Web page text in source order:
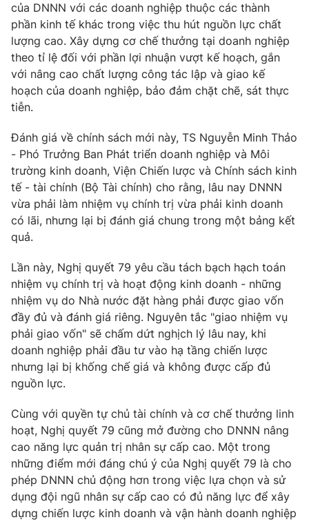
của DNNN với các doanh nghiệp thuộc các thành
phần kinh tế khác trong việc thu hút nguồn lực chất
lượng cao. Xây dựng cơ chế thưởng tại doanh nghiệp
theo tỉ lệ đối với phần lợi nhuận vượt kế hoạch, gắn
với nâng cao chất lượng công tác lập và giao kế
hoạch của doanh nghiệp, bảo đảm chặt chẽ, sát thực
tiễn.
Đánh giá về chính sách mới này, TS Nguyễn Minh Thảo
- Phó Trưởng Ban Phát triển doanh nghiệp và Môi
trường kinh doanh, Viện Chiến lược và Chính sách kinh
tế - tài chính (Bộ Tài chính) cho rằng, lâu nay DNNN
vừa phải làm nhiệm vụ chính trị vừa phải kinh doanh
có lãi, nhưng lại bị đánh giá chung trong một bảng kết
quả.
Lần này, Nghị quyết 79 yêu cầu tách bạch hạch toán
nhiệm vụ chính trị và hoạt động kinh doanh - những
nhiệm vụ do Nhà nước đặt hàng phải được giao vốn
đầy đủ và đánh giá riêng. Nguyên tắc "giao nhiệm vụ
phải giao vốn" sẽ chấm dứt nghịch lý lâu nay, khi
doanh nghiệp phải đầu tư vào hạ tầng chiến lược
nhưng lại bị khống chế giá và không được cấp đủ
nguồn lực.
Cùng với quyền tự chủ tài chính và cơ chế thưởng linh
hoạt, Nghị quyết 79 cũng mở đường cho DNNN nâng
cao năng lực quản trị nhân sự cấp cao. Một trong
những điểm mới đáng chú ý của Nghị quyết 79 là cho
phép DNNN chủ động hơn trong việc lựa chọn và sử
dụng đội ngũ nhân sự cấp cao có đủ năng lực để xây
dựng chiến lược kinh doanh và vận hành doanh nghiệp